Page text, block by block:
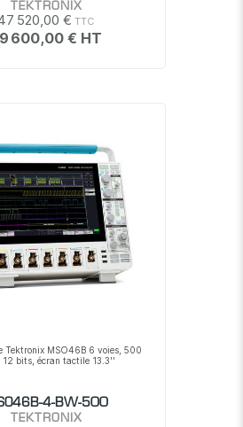
TEKTRONIX
520,00 €
600,00 €
Tektronix MSO46B 6 voies, 500
12 bits, écran tactile 13.3''
4-BW-500
TEKTRONIX